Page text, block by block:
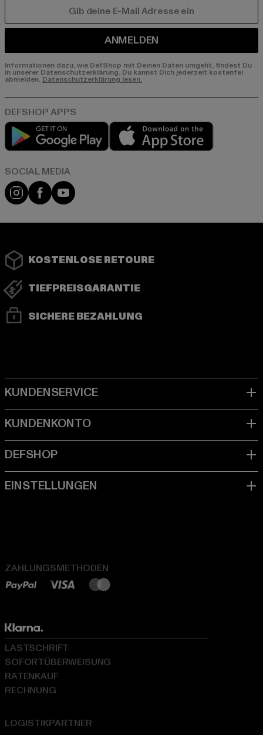
ANMELDEN
Informationen dazu, wie DefShop mit Deinen Daten umgeht, findest Du
in unserer Datenschutzerklärung. Du kannst Dich jederzeit kostenfei
abmelden. Datenschutzerklärung lesen.
Play market
Instagram
FacebookYouTube
KOSTENLOSE RETOURE
TIEFPREISGARANTIE
SICHERE BEZAHLUNG
ZAHLUNGSMETHODEN
LOGISTIKPARTNER
LASTSCHRIFT
SOFORTÜBERWEISUNG
RATENKAUF
RECHNUNG